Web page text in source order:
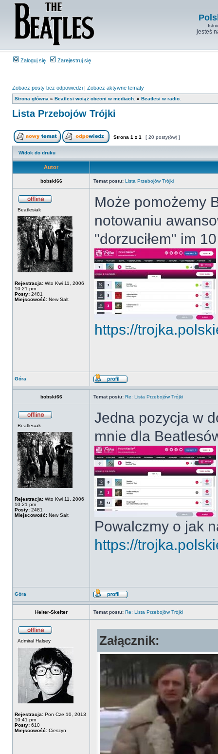
jesteś
Zaloguj się Zarejestruj się
Zobacz posty bez odpowiedzi | Zobacz aktywne tematy
Strona główna » Beatlesi wciąż obecni w mediach. » Beatlesi w radio.
Lista Przebojów Trójki
Strona 1 z 1 [ 20 posty(ów) ]
Widok do druku
Autor
bobski66 Temat postu: Lista Przebojów Trójki
Beatlesiak
Rejestracja: Wto Kwi 11, 2006
10:21 pm
Posty: 2481
Miejscowość: New Salt
Może pomożemy
notowaniu
"dorzuciłem" im
https://
Góra
bobski66 Temat postu: Re: Lista Przebojów Trójki
Beatlesiak
Rejestracja: Wto Kwi 11, 2006
10:21 pm
Posty: 2481
Miejscowość: New Salt
Jedna pozycja w
mnie dla
Powalczmy o jak
https://
Góra
Helter-Skelter Temat postu: Re: Lista Przebojów Trójki
Admiral Halsey
Rejestracja: Pon Cze 10, 2013
10:41 pm
Posty: 610
Miejscowość: Cieszyn
Załącznik: